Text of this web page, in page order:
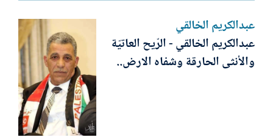
عبدالكريم الخالقي
عبدالكريم الخالقي - الرّيح العاتيّة
والأنثى الحارقة وشفاه الارض..